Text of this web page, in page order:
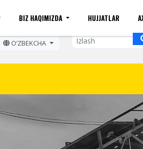
Sayt xaritasi Mobil ko'rinishi
OʼZBEKCHA
BIZ HAQIMIZDA HUJJATLAR